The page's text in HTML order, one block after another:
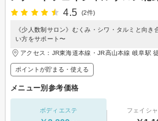
4.5
(2件)
《少人数制サロン》むくみ・シワ・タルミと向
い方をサポート〜
アクセス：JR東海道本線・JR高山本線 岐阜駅
ポイントが貯まる・使える
メニュー別参考価格
ボディエステ フェイシ